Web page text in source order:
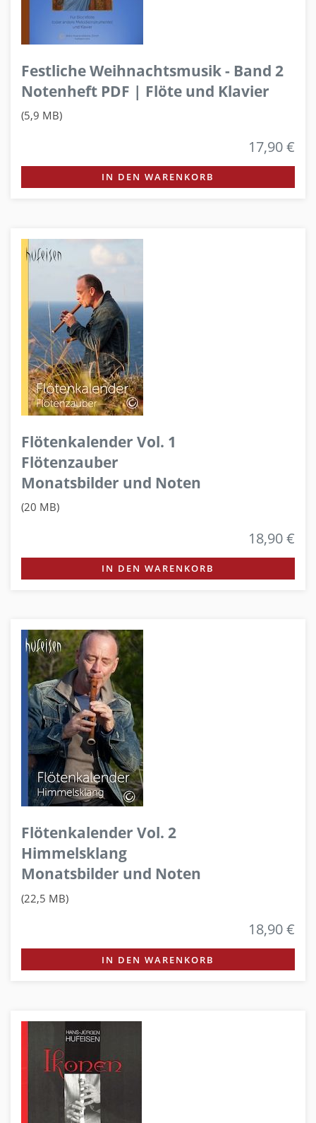
Festliche Weihnachtsmusik - Band 2
Notenheft PDF | Flöte und Klavier
(5,9 MB)
17,90 €
IN DEN WARENKORB
Flötenkalender Vol. 1
Flötenzauber
Monatsbilder und Noten
(20 MB)
18,90 €
IN DEN WARENKORB
Flötenkalender Vol. 2
Himmelsklang
Monatsbilder und Noten
(22,5 MB)
18,90 €
IN DEN WARENKORB